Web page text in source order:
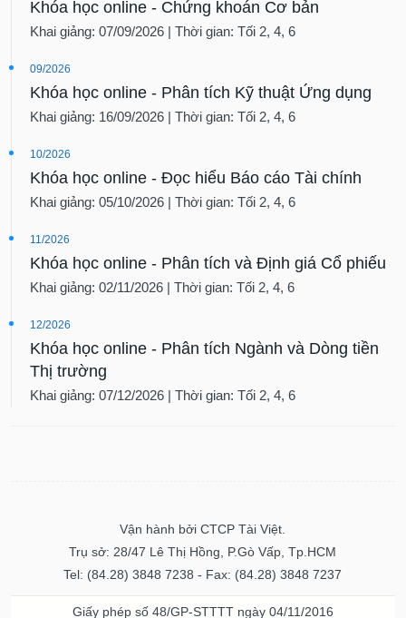
Khóa học online - Chứng khoán Cơ bản
Khai giảng: 07/09/2026 | Thời gian: Tối 2, 4, 6
09/2026
Khóa học online - Phân tích Kỹ thuật Ứng dụng
Khai giảng: 16/09/2026 | Thời gian: Tối 2, 4, 6
10/2026
Khóa học online - Đọc hiểu Báo cáo Tài chính
Khai giảng: 05/10/2026 | Thời gian: Tối 2, 4, 6
11/2026
Khóa học online - Phân tích và Định giá Cổ phiếu
Khai giảng: 02/11/2026 | Thời gian: Tối 2, 4, 6
12/2026
Khóa học online - Phân tích Ngành và Dòng tiền
Thị trường
Khai giảng: 07/12/2026 | Thời gian: Tối 2, 4, 6
Vận hành bởi CTCP Tài Việt.
Trụ sở: 28/47 Lê Thị Hồng, P.Gò Vấp, Tp.HCM
Tel: (84.28) 3848 7238 - Fax: (84.28) 3848 7237
Giấy phép số 48/GP-STTTT ngày 04/11/2016
NGHỆ
THÔNG
DỊCH
TRUYỀN
THÔNG
TIỆN
ÍCH